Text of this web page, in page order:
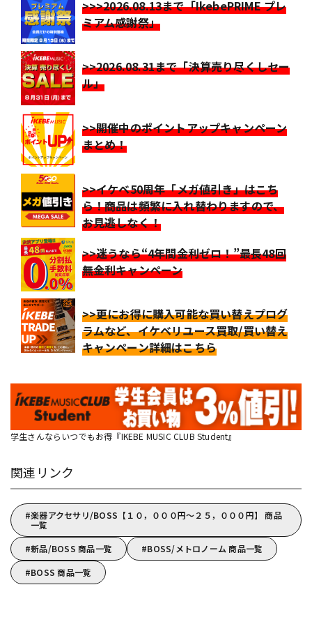
>>>2026.08.13まで「IkebePRIME プレ
ミアム感謝祭」
>>2026.08.31まで「決算売り尽くしセー
ル」
>>開催中のポイントアップキャンペーン
まとめ！
>>イケベ50周年「メガ値引き」はこち
ら！商品は頻繁に入れ替わりますので、
お見逃しなく！
>>迷うなら“4年間金利ゼロ！”最長48回
無金利キャンペーン
>>更にお得に購入可能な買い替えプログ
ラムなど、イケベリユース買取/買い替え
キャンペーン詳細はこちら
学生さんならいつでもお得『IKEBE MUSIC CLUB Student』
関連リンク
楽器アクセサリ/BOSS【１０，０００円～２５，０００円】 商品
一覧
新品/BOSS 商品一覧
BOSS/メトロノーム 商品一覧
BOSS 商品一覧